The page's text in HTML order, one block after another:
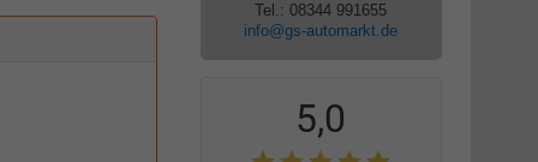
Tel.: 08344 991655
info@gs-automarkt.de
5,0